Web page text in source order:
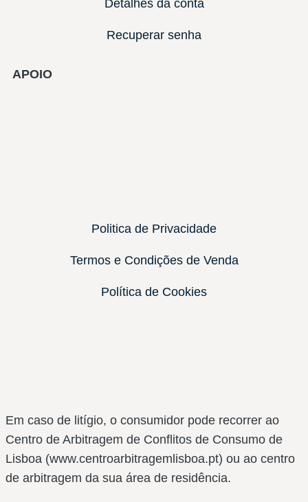
Detalhes da conta
Recuperar senha
APOIO
Politica de Privacidade
Termos e Condições de Venda
Política de Cookies
Em caso de litígio, o consumidor pode recorrer ao
Centro de Arbitragem de Conflitos de Consumo de
Lisboa (www.centroarbitragemlisboa.pt) ou ao centro
de arbitragem da sua área de residência.